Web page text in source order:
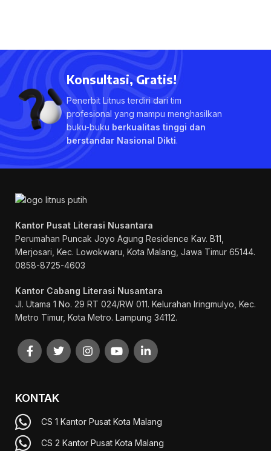
Konsultasi, Gratis!
Penerbit Litnus terdiri dari tim
profesional yang mampu menghasilkan
buku-buku berkualitas tinggi dan
berstandar Nasional Dikti.
Kantor Pusat Literasi Nusantara
Perumahan Puncak Joyo Agung Residence Kav. B11,
Merjosari, Kec. Lowokwaru, Kota Malang, Jawa Timur 65144.
0858-8725-4603
Kantor Cabang Literasi Nusantara
Jl. Utama 1 No. 29 RT 024/RW 011. Kelurahan Iringmulyo, Kec.
Metro Timur, Kota Metro. Lampung 34112.
KONTAK
CS 1 Kantor Pusat Kota Malang
CS 2 Kantor Pusat Kota Malang